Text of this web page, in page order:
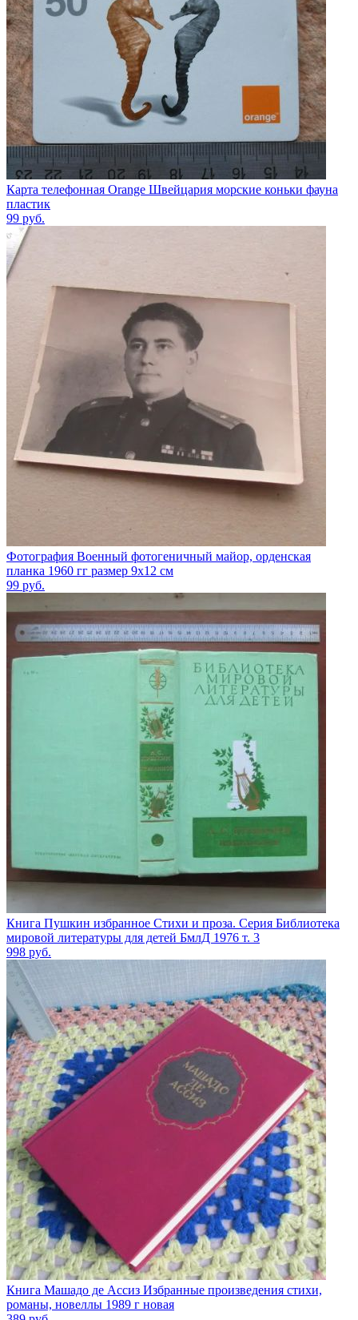
Карта телефонная Orange Швейцария морские коньки фауна
пластик
99 руб.
Фотография Военный фотогеничный майор, орденская
планка 1960 гг размер 9х12 см
99 руб.
Книга Пушкин избранное Стихи и проза. Серия Библиотека
мировой литературы для детей БмлД 1976 т. 3
998 руб.
Книга Машадо де Ассиз Избранные произведения стихи,
романы, новеллы 1989 г новая